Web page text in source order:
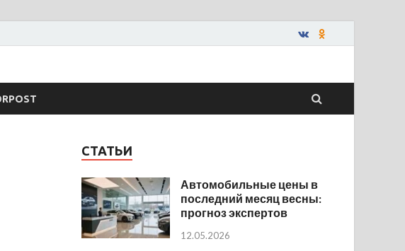
СТАТЬИ
Автомобильные цены в
последний месяц весны:
прогноз экспертов
12.05.2026